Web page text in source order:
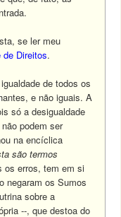
se ler meu
de Direitos.
de todos os
e não iguais. A
só a desigualdade
podem ser
na encíclica
são termos
os erros, tem em si
negaram os Sumos
sobre a
--, que destoa do